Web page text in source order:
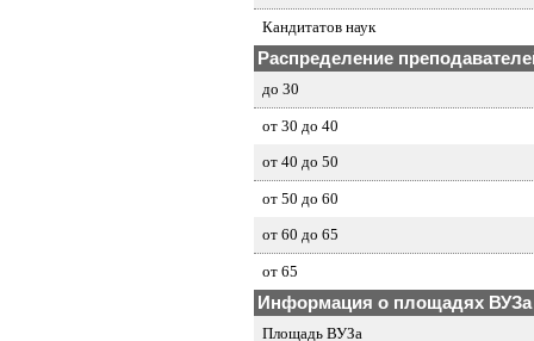
Кандитатов наук
Распределение
до 30
от 30 до 40
от 40 до 50
от 50 до 60
от 60 до 65
от 65
Информация о площадях ВУЗа
Площадь ВУЗа